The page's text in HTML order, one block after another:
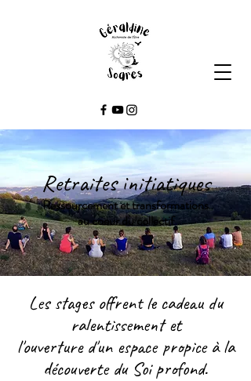
Retraites initiatiques
Ressourcement et transformations
au coeur du collectif
Les stages offrent le cadeau du
ralentissement et
l'ouverture d'un espace propice à la
découverte du Soi profond.